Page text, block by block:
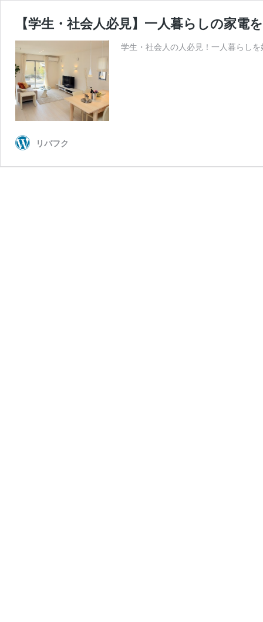
【学生・社会人必見】一人暮らしの家
学生・社会人の人必見！一人暮らし
リバフク